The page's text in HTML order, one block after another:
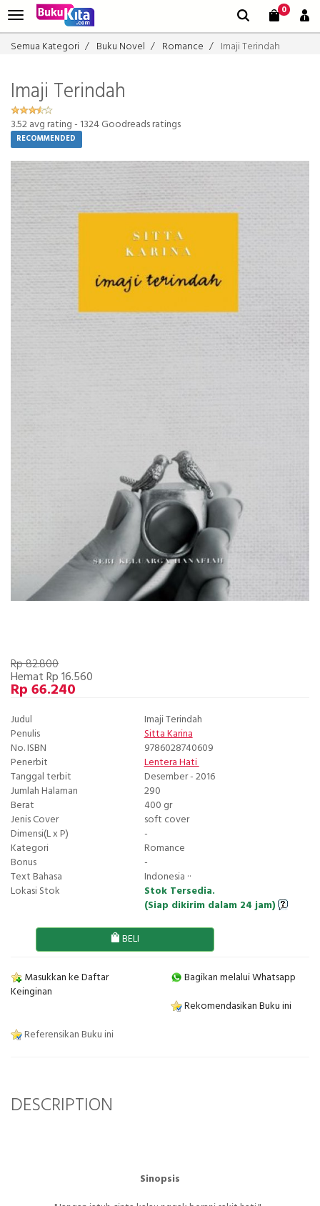
0
Semua Kategori Buku Novel Romance Imaji Terindah
Imaji Terindah
3.52avg rating - 1324Goodreads ratings
RECOMMENDED
Rp 82.800
Hemat Rp 16.560
Rp 66.240
Judul
Imaji Terindah
Penulis
Sitta Karina
No. ISBN
9786028740609
Penerbit
Lentera Hati
Tanggal terbit
Desember - 2016
Jumlah Halaman
290
Berat
400 gr
Jenis Cover
soft cover
Dimensi(L x P)
-
Kategori
Romance
Bonus
-
Text Bahasa
Indonesia ··
Lokasi Stok
Stok Tersedia.
(Siap dikirim dalam 24 jam)
BELI
Masukkan ke Daftar
Keinginan
Bagikan melalui Whatsapp
Rekomendasikan Buku ini
Referensikan Buku ini
DESCRIPTION
Sinopsis